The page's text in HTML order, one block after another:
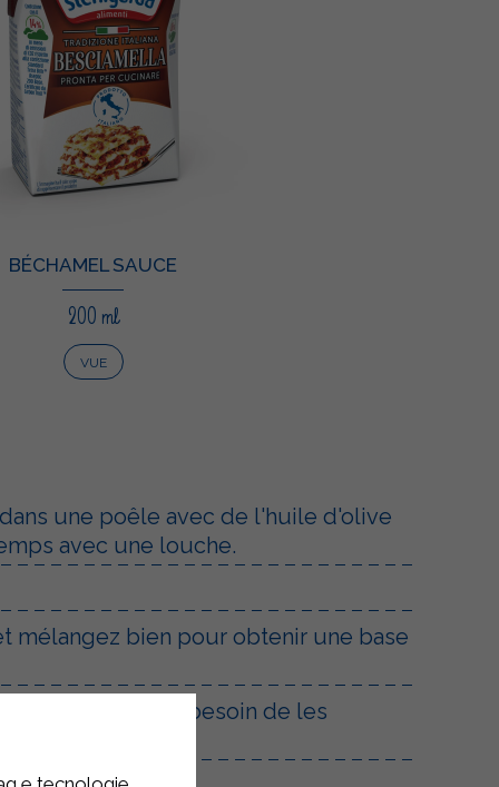
BÉCHAMEL SAUCE
200 ml
VUE
une poêle avec de l'huile d'olive
avec une louche.
mélangez bien pour obtenir une base
(sans avoir besoin de les